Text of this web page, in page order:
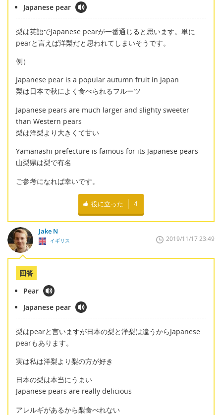
Japanese pear
梨は英語でJapanese pearが一番通じると思います。単に
pearと言えば洋梨だと思われてしまいそうです。
例）
Japanese pear is a popular autumn fruit in Japan
梨は日本で秋によく食べられるフルーツ
Japanese pears are much larger and slighty sweeter
than Western pears
梨は洋梨より大きくて甘い
Yamanashi prefecture is famous for its Japanese pears
山梨県は梨で有名
ご参考になれば幸いです。
役に立った 4
Jake N
イギリス 2019/11/17 23:49
回答
Pear
Japanese pear
梨はpearと言いますが日本の梨と洋梨は違うからJapanese
pearもあります。
実は私は洋梨より梨の方が好き
日本の梨は本当にうまい
Japanese pears are really delicious
アレルギがあるから梨食べれない